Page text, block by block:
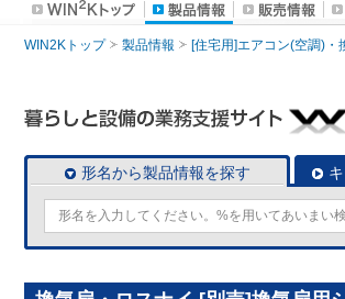
WIN2Kトップ 製品情報 [住宅用]エアコン(空調)・
形名から製品情報を探す